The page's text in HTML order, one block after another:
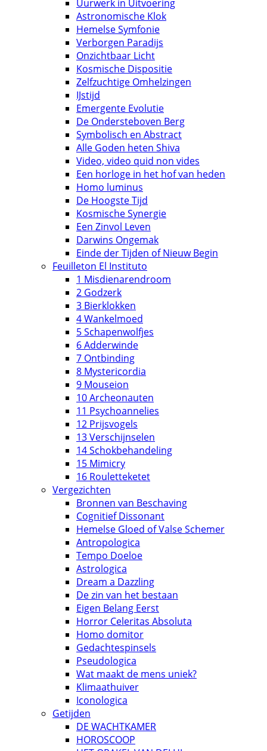
Uurwerk in Uitvoering
Astronomische Klok
Hemelse Symfonie
Verborgen Paradijs
Onzichtbaar Licht
Kosmische Dispositie
Zelfzuchtige Omhelzingen
IJstijd
Emergente Evolutie
De Ondersteboven Berg
Symbolisch en Abstract
Alle Goden heten Shiva
Video, video quid non vides
Een horloge in het hof van heden
Homo luminus
De Hoogste Tijd
Kosmische Synergie
Een Zinvol Leven
Darwins Ongemak
Einde der Tijden of Nieuw Begin
Feuilleton El Instituto
1 Misdienarendroom
2 Godzerk
3 Bierklokken
4 Wankelmoed
5 Schapenwolfjes
6 Adderwinde
7 Ontbinding
8 Mystericordia
9 Mouseion
10 Archeonauten
11 Psychoannelies
12 Prijsvogels
13 Verschijnselen
14 Schokbehandeling
15 Mimicry
16 Rouletteketet
Vergezichten
Bronnen van Beschaving
Cognitief Dissonant
Hemelse Gloed of Valse Schemer
Antropologica
Tempo Doeloe
Astrologica
Dream a Dazzling
De zin van het bestaan
Eigen Belang Eerst
Horror Celeritas Absoluta
Homo domitor
Gedachtespinsels
Pseudologica
Wat maakt de mens uniek?
Klimaathuiver
Iconologica
Getijden
DE WACHTKAMER
HOROSCOOP